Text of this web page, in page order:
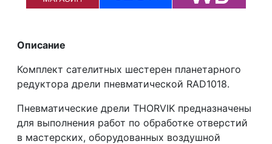
Описание
Комплект сателитных шестерен планетарного
редуктора дрели пневматической RAD1018.
Пневматические дрели THORVIK предназначены
для выполнения работ по обработке отверстий
в мастерских, оборудованных воздушной